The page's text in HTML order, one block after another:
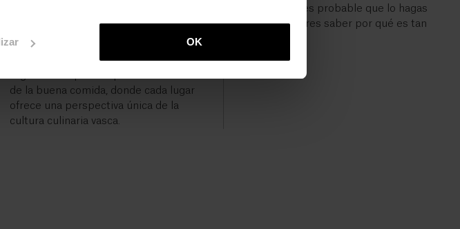
OK
estrellas Michelin y los
establecimientos tradicionales. Esta
de la buena comida, donde cada lugar
ofrece una perspectiva única de la
cultura culinaria vasca.
queso vasca, es probable que lo hagas
pronto. ¿Quieres saber por qué es tan